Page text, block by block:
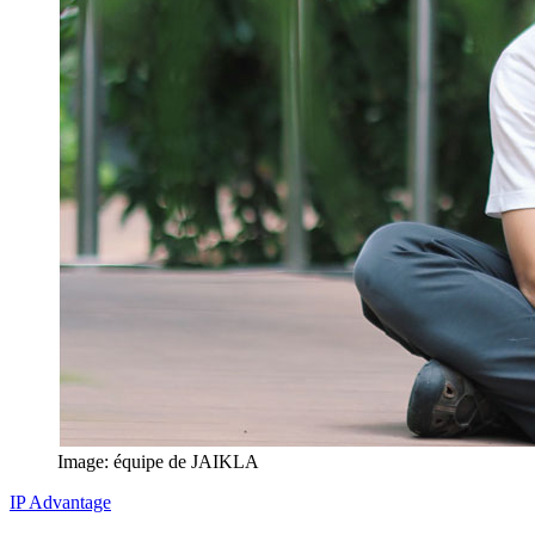
Image: équipe de JAIKLA
IP Advantage